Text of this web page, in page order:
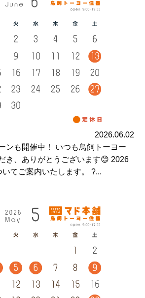
2026.06.02
ンも開催中！ いつも鳥飼トーヨー
き、ありがとうございます😊 2026
てご案内いたします。 ?...